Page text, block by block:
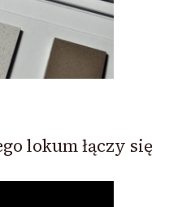
lokum łączy się